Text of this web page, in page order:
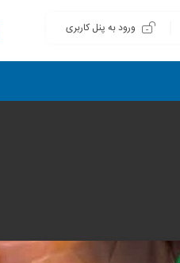
ورود به پنل کاربری